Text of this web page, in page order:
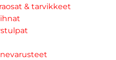
& tarvikkeet